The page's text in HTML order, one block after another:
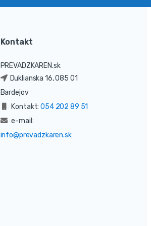
Kontakt
PREVADZKAREN.sk
Duklianska 16, 085 01
Bardejov
Kontakt:054 202 89 51
e-mail:
info@prevadzkaren.sk